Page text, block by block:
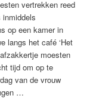
vertrekken reed
op een kamer in
langs het café ‘Het
moesten
tijd om op te
van de vrouw
…